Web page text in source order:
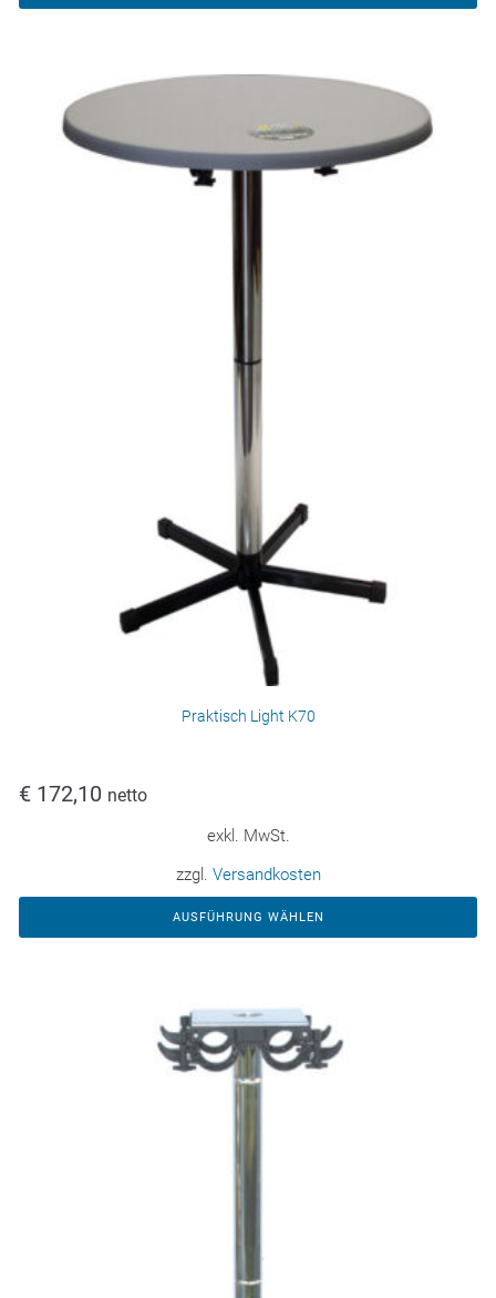
Praktisch Light K70
€ 172,10 netto
exkl. MwSt.
zzgl. Versandkosten
AUSFÜHRUNG WÄHLEN